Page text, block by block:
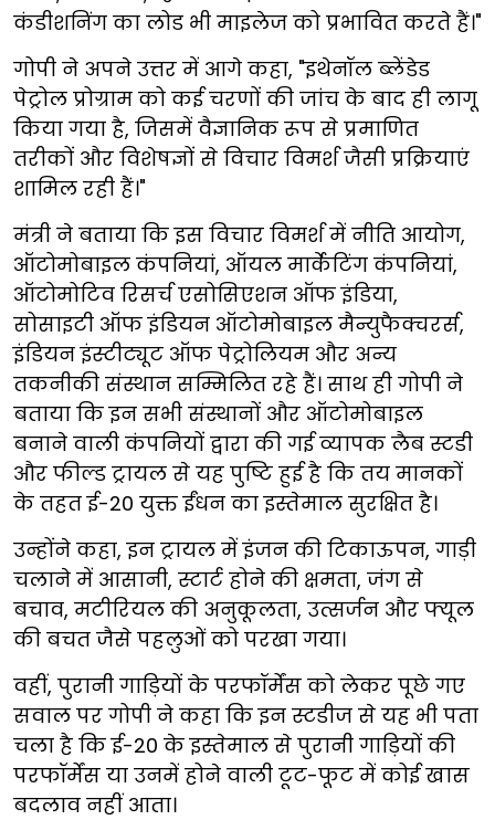
कंडीशनिंग का लोड भी माइलेज को प्रभावित करते हैं।"
गोपी ने अपने उत्तर में आगे कहा, "इथेनॉल ब्लेंडेड
पेट्रोल प्रोग्राम को कई चरणों की जांच के बाद ही लागू
किया गया है, जिसमें वैज्ञानिक रूप से प्रमाणित
तरीकों और विशेषज्ञों से विचार विमर्श जैसी प्रक्रियाएं
शामिल रही हैं।"
मंत्री ने बताया कि इस विचार विमर्श में नीति आयोग,
ऑटोमोबाइल कंपनियां, ऑयल मार्केटिंग कंपनियां,
ऑटोमोटिव रिसर्च एसोसिएशन ऑफ इंडिया,
सोसाइटी ऑफ इंडियन ऑटोमोबाइल मैन्युफैक्चरर्स,
इंडियन इंस्टीट्यूट ऑफ पेट्रोलियम और अन्य
तकनीकी संस्थान सम्मिलित रहे हैं। साथ ही गोपी ने
बताया कि इन सभी संस्थानों और ऑटोमोबाइल
बनाने वाली कंपनियों द्वारा की गई व्यापक लैब स्टडी
और फील्ड ट्रायल से यह पुष्टि हुई है कि तय मानकों
के तहत ई-20 युक्त ईंधन का इस्तेमाल सुरक्षित है।
उन्होंने कहा, इन ट्रायल में इंजन की टिकाऊपन, गाड़ी
चलाने में आसानी, स्टार्ट होने की क्षमता, जंग से
बचाव, मटीरियल की अनुकूलता, उत्सर्जन और फ्यूल
की बचत जैसे पहलुओं को परखा गया।
वहीं, पुरानी गाड़ियों के परफॉर्मेंस को लेकर पूछे गए
सवाल पर गोपी ने कहा कि इन स्टडीज से यह भी पता
चला है कि ई-20 के इस्तेमाल से पुरानी गाड़ियों की
परफॉर्मेंस या उनमें होने वाली टूट-फूट में कोई खास
बदलाव नहीं आता।